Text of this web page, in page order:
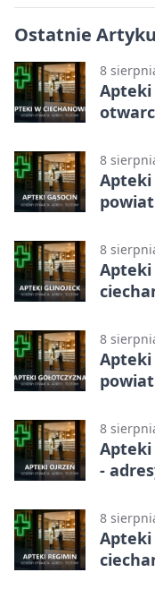
Ostatnie
8
Apteki
8
Apteki
8
Apteki
8
Apteki
8
Apteki
-
8